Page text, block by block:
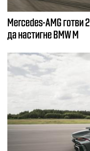
Mercedes-AMG готви
да настигне BMW M